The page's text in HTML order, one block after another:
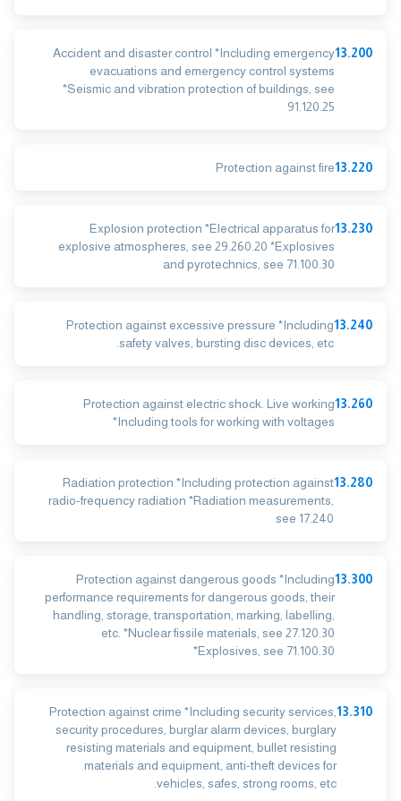
13.200
Accident and disaster control *Including emergency
evacuations and emergency control systems
*Seismic and vibration protection of buildings, see
91.120.25
13.220
Protection against fire
13.230
Explosion protection *Electrical apparatus for
explosive atmospheres, see 29.260.20 *Explosives
and pyrotechnics, see 71.100.30
13.240
Protection against excessive pressure *Including
safety valves, bursting disc devices, etc.
13.260
Protection against electric shock. Live working
*Including tools for working with voltages
13.280
Radiation protection *Including protection against
radio-frequency radiation *Radiation measurements,
see 17.240
13.300
Protection against dangerous goods *Including
performance requirements for dangerous goods, their
handling, storage, transportation, marking, labelling,
etc. *Nuclear fissile materials, see 27.120.30
*Explosives, see 71.100.30
13.310
Protection against crime *Including security services,
security procedures, burglar alarm devices, burglary
resisting materials and equipment, bullet resisting
materials and equipment, anti-theft devices for
vehicles, safes, strong rooms, etc.